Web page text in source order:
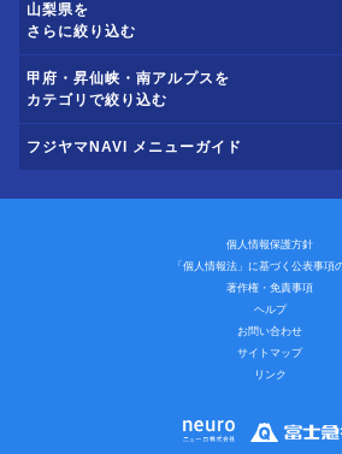
山梨県を
さらに絞り込む
甲府・昇仙峡・南アルプスを
カテゴリで絞り込む
フジヤマNAVI メニューガイド
個人情報保護方針
「個人情報法」に基づく公表事項
著作権・免責事項
ヘルプ
お問い合わせ
サイトマップ
リンク